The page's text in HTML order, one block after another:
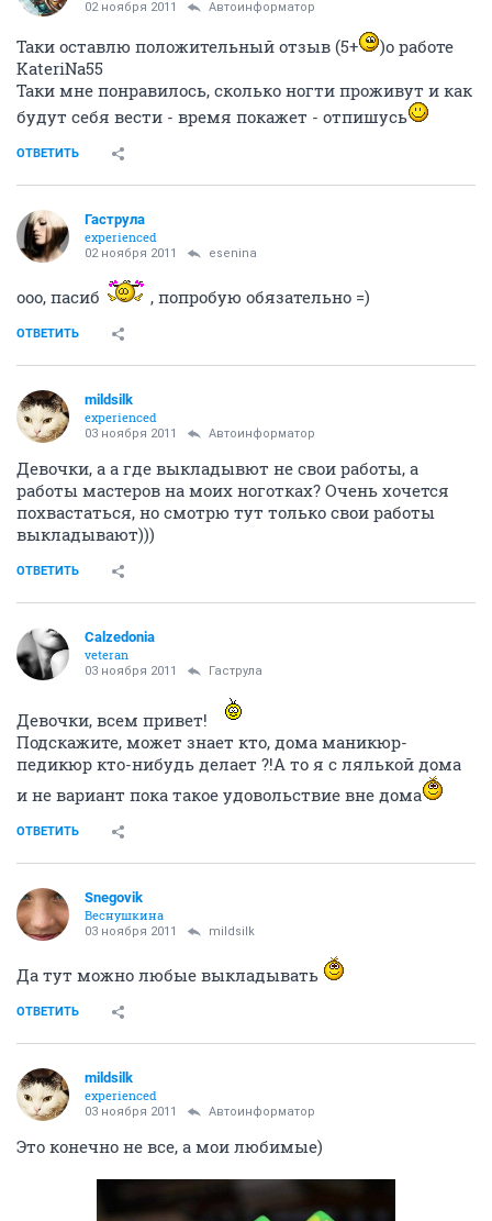
02 ноября 2011 Автоинформатор
Таки оставлю положительный отзыв (5+
)о работе
KateriNa55
Таки мне понравилось, сколько ногти проживут и как
будут себя вести - время покажет - отпишусь
ОТВЕТИТЬ
Гаструла
experienced
02 ноября 2011 esenina
ооо, пасиб , попробую обязательно =)
ОТВЕТИТЬ
mildsilk
experienced
03 ноября 2011 Автоинформатор
Девочки, а а где выкладывют не свои работы, а
работы мастеров на моих ноготках? Очень хочется
похвастаться, но смотрю тут только свои работы
выкладывают)))
ОТВЕТИТЬ
Calzedonia
veteran
03 ноября 2011 Гаструла
Девочки, всем привет!
Подскажите, может знает кто, дома маникюр-
педикюр кто-нибудь делает ?!А то я с лялькой дома
и не вариант пока такое удовольствие вне дома
ОТВЕТИТЬ
Snegovik
Веснушкина
03 ноября 2011 mildsilk
Да тут можно любые выкладывать
ОТВЕТИТЬ
mildsilk
experienced
03 ноября 2011 Автоинформатор
Это конечно не все, а мои любимые)